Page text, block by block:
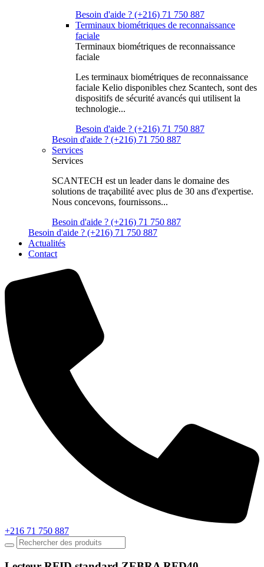
Besoin d'aide ? (+216) 71 750 887
Terminaux biométriques de reconnaissance
faciale
Terminaux biométriques de reconnaissance
faciale
Les terminaux biométriques de reconnaissance
faciale Kelio disponibles chez Scantech, sont des
dispositifs de sécurité avancés qui utilisent la
technologie...
Besoin d'aide ? (+216) 71 750 887
Besoin d'aide ? (+216) 71 750 887
Services
Services
SCANTECH est un leader dans le domaine des
solutions de traçabilité avec plus de 30 ans d'expertise.
Nous concevons, fournissons...
Besoin d'aide ? (+216) 71 750 887
Besoin d'aide ? (+216) 71 750 887
Actualités
Contact
+216 71 750 887